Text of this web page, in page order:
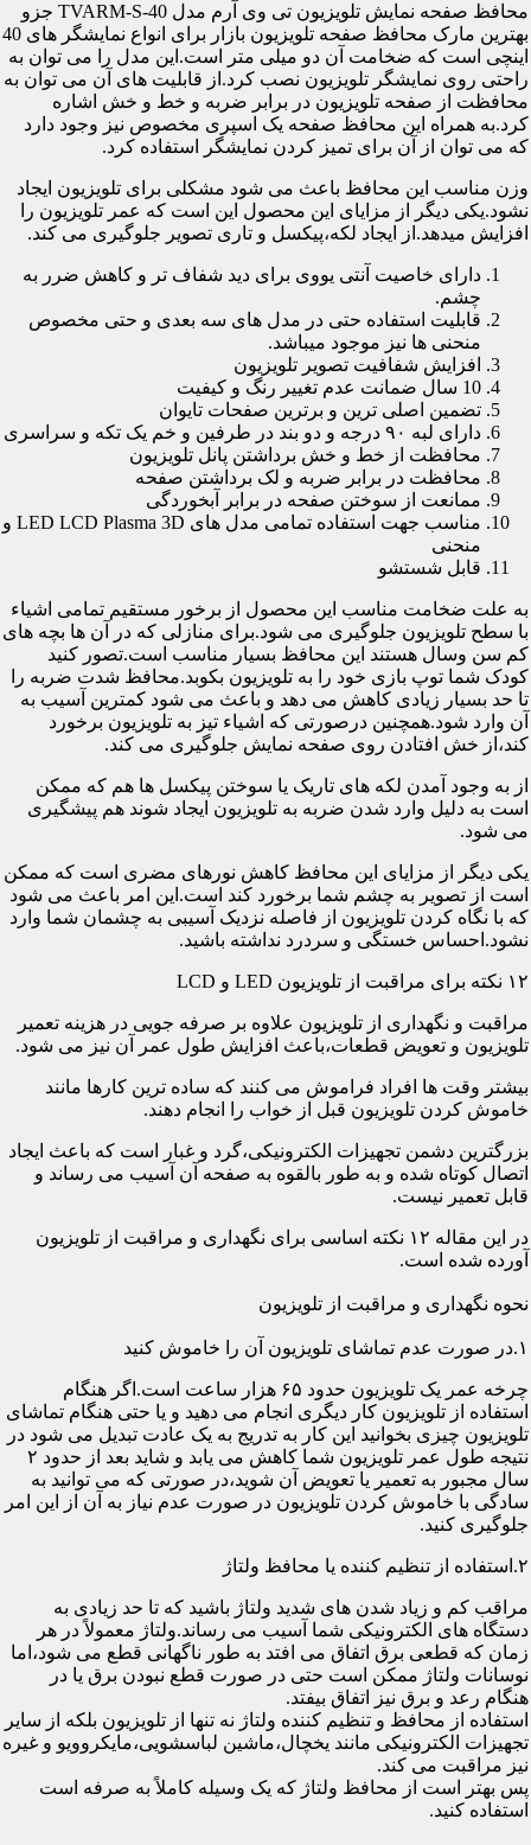
محافظ صفحه نمایش تلویزیون تی وی آرم مدل TVARM-S-40 جزو
بهترین مارک محافظ صفحه تلویزیون بازار برای انواع نمایشگر های 40
اینچی است که ضخامت آن دو میلی متر است.این مدل را می توان به
راحتی روی نمایشگر تلویزیون نصب کرد.از قابلیت های آن می توان به
محافظت از صفحه تلویزیون در برابر ضربه و خط و خش اشاره
کرد.به همراه این محافظ صفحه یک اسپری مخصوص نیز وجود دارد
که می توان از آن برای تمیز کردن نمایشگر استفاده کرد.
وزن مناسب این محافظ باعث می شود مشکلی برای تلویزیون ایجاد
نشود.یکی دیگر از مزایای این محصول این است که عمر تلویزیون را
افزایش میدهد.از ایجاد لکه،پیکسل و تاری تصویر جلوگیری می کند.
دارای خاصیت آنتی یووی برای دید شفاف تر و کاهش ضرر به
چشم.
قابلیت استفاده حتی در مدل های سه بعدی و حتی مخصوص
منحنی ها نیز موجود میباشد.
افزایش شفافیت تصویر تلویزیون
10 سال ضمانت عدم تغییر رنگ و کیفیت
تضمین اصلی ترین و برترین صفحات تایوان
دارای لبه ۹۰ درجه و دو بند در طرفین و خم یک تکه و سراسری
محافظت از خط و خش برداشتن پانل تلویزیون
محافظت در برابر ضربه و لک برداشتن صفحه
ممانعت از سوختن صفحه در برابر آبخوردگی
مناسب جهت استفاده تمامی مدل های LED LCD Plasma 3D و
منحنی
قابل شستشو
به علت ضخامت مناسب این محصول از برخور مستقیم تمامی اشیاء
با سطح تلویزیون جلوگیری می شود.برای منازلی که در آن ها بچه های
کم سن وسال هستند این محافظ بسیار مناسب است.تصور کنید
کودک شما توپ بازی خود را به تلویزیون بکوبد.محافظ شدت ضربه را
تا حد بسیار زیادی کاهش می دهد و باعث می شود کمترین آسیب به
آن وارد شود.همچنین درصورتی که اشیاء تیز به تلویزیون برخورد
کند،از خش افتادن روی صفحه نمایش جلوگیری می کند.
از به وجود آمدن لکه های تاریک یا سوختن پیکسل ها هم که ممکن
است به دلیل وارد شدن ضربه به تلویزیون ایجاد شوند هم پیشگیری
می شود.
یکی دیگر از مزایای این محافظ کاهش نورهای مضری است که ممکن
است از تصویر به چشم شما برخورد کند است.این امر باعث می شود
که با نگاه کردن تلویزیون از فاصله نزدیک آسیبی به چشمان شما وارد
نشود.احساس خستگی و سردرد نداشته باشید.
۱۲ نکته برای مراقبت از تلویزیون LED و LCD
مراقبت و نگهداری از تلویزیون علاوه بر صرفه جویی در هزینه تعمیر
تلویزیون و تعویض قطعات،باعث افزایش طول عمر آن نیز می شود.
بیشتر وقت ها افراد فراموش می کنند که ساده ترین کارها مانند
خاموش کردن تلویزیون قبل از خواب را انجام دهند.
بزرگترین دشمن تجهیزات الکترونیکی،گرد و غبار است که باعث ایجاد
اتصال کوتاه شده و به طور بالقوه به صفحه آن آسیب می رساند و
قابل تعمیر نیست.
در این مقاله ۱۲ نکته اساسی برای نگهداری و مراقبت از تلویزیون
آورده شده است.
نحوه نگهداری و مراقبت از تلویزیون
۱.در صورت عدم تماشای تلویزیون آن را خاموش کنید
چرخه عمر یک تلویزیون حدود ۶۵ هزار ساعت است.اگر هنگام
استفاده از تلویزیون کار دیگری انجام می دهید و یا حتی هنگام تماشای
تلویزیون چیزی بخوانید این کار به تدریج به یک عادت تبدیل می شود در
نتیجه طول عمر تلویزیون شما کاهش می یابد و شاید بعد از حدود ۲
سال مجبور به تعمیر یا تعویض آن شوید،در صورتی که می توانید به
سادگی با خاموش کردن تلویزیون در صورت عدم نیاز به آن از این امر
جلوگیری کنید.
۲.استفاده از تنظیم کننده یا محافظ ولتاژ
مراقب کم و زیاد شدن های شدید ولتاژ باشید که تا حد زیادی به
دستگاه های الکترونیکی شما آسیب می رساند.ولتاژ معمولاً در هر
زمان که قطعی برق اتفاق می افتد به طور ناگهانی قطع می شود،اما
نوسانات ولتاژ ممکن است حتی در صورت قطع نبودن برق یا در
هنگام رعد و برق نیز اتفاق بیفتد.
استفاده از محافظ و تنظیم کننده ولتاژ نه تنها از تلویزیون بلکه از سایر
تجهیزات الکترونیکی مانند یخچال،ماشین لباسشویی،مایکروویو و غیره
نیز مراقبت می کند.
پس بهتر است از محافظ ولتاژ که یک وسیله کاملاً به صرفه است
استفاده کنید.